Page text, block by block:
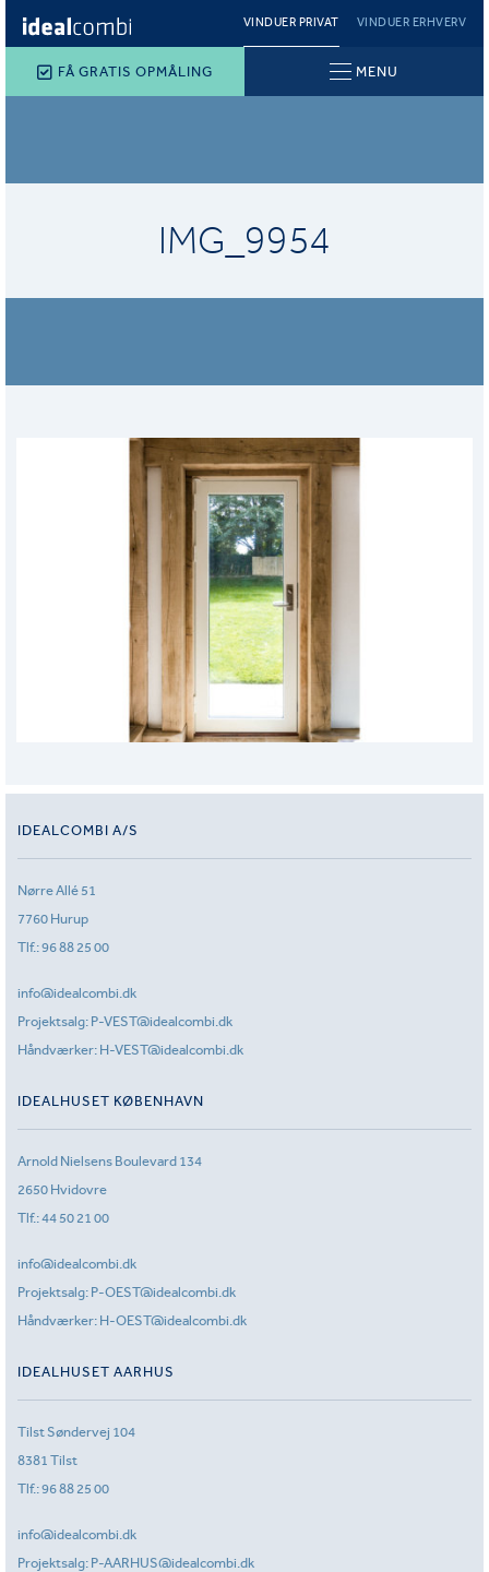
VINDUER PRIVAT VINDUER ERHVERV
FÅ GRATIS OPMÅLING MENU
IMG_9954
IDEALCOMBI A/S
Nørre Allé 51
7760 Hurup
Tlf.:96 88 25 00
info@idealcombi.dk
Projektsalg: P-VEST@idealcombi.dk
Håndværker: H-VEST@idealcombi.dk
IDEALHUSET KØBENHAVN
Arnold Nielsens Boulevard 134
2650 Hvidovre
Tlf.:44 50 21 00
info@idealcombi.dk
Projektsalg: P-OEST@idealcombi.dk
Håndværker: H-OEST@idealcombi.dk
IDEALHUSET AARHUS
Tilst Søndervej 104
8381 Tilst
Tlf.:96 88 25 00
info@idealcombi.dk
Projektsalg: P-AARHUS@idealcombi.dk